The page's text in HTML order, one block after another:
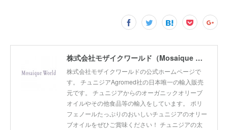
株式会社モザイクワールド（Mosaique World Co.,Ltd)
株式会社モザイクワールドの公式ホームページで
す。 チュニジアAgromed社の日本唯一の輸入販売
元です。 チュニジアからのオーガニックオリーブ
オイルやその他食品等の輸入をしています。 ポリ
フェノールたっぷりのおいしいチュニジアのオリー
ブオイルをぜひご賞味ください！ チュニジアの太